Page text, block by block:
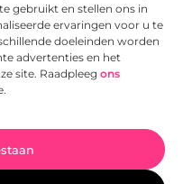
gebruikt en stellen ons in
ervaringen voor u te
doeleinden worden
advertenties en het
site. Raadpleeg ons
Ga Naar